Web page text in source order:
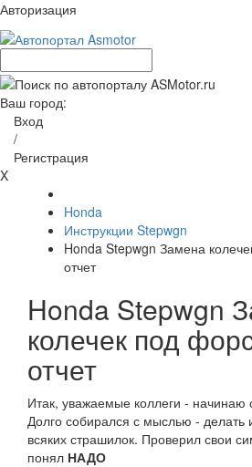
Авторизация
Ваш город:
Вход
/
Регистрация
X
Honda
Инструкции Stepwgn
Honda Stepwgn Замена
отчет
Honda Stepwgn
колечек под
отчет
Итак, уважаемые коллеги - начинаю
Долго собирался с мыслью - делать
всяких страшилок. Проверил свои
понял НАДО